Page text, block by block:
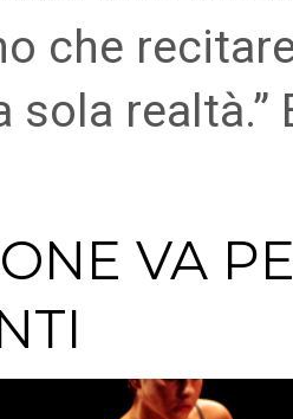
che
sola realtà.”
VA